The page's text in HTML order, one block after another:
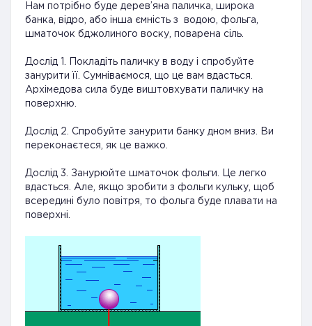
Нам потрібно буде дерев’яна паличка, широка
банка, відро, або інша ємність з водою, фольга,
шматочок бджолиного воску, поварена сіль.
Дослід 1. Покладіть паличку в воду і спробуйте
занурити її. Сумніваємося, що це вам вдасться.
Архімедова сила буде виштовхувати паличку на
поверхню.
Дослід 2. Спробуйте занурити банку дном вниз. Ви
переконаєтеся, як це важко.
Дослід 3. Занурюйте шматочок фольги. Це легко
вдасться. Але, якщо зробити з фольги кульку, щоб
всередині було повітря, то фольга буде плавати на
поверхні.